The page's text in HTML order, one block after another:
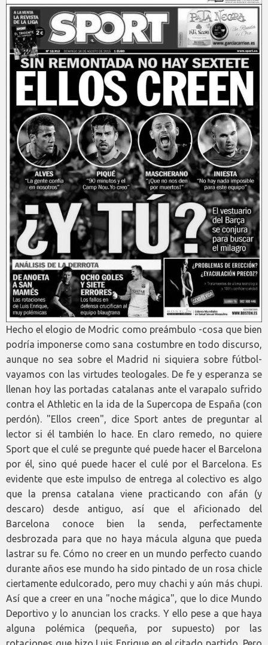
Hecho el elogio de Modric como preámbulo -cosa que bien
podría imponerse como sana costumbre en todo discurso,
aunque no sea sobre el Madrid ni siquiera sobre fútbol-
vayamos con las virtudes teologales. De fe y esperanza se
llenan hoy las portadas catalanas ante el varapalo sufrido
contra el Athletic en la ida de la Supercopa de España (con
perdón). "Ellos creen", dice Sport antes de preguntar al
lector si él también lo hace. En claro remedo, no quiere
Sport que el culé se pregunte qué puede hacer el Barcelona
por él, sino qué puede hacer el culé por el Barcelona. Es
evidente que este impulso de entrega al colectivo es algo
que la prensa catalana viene practicando con afán (y
descaro) desde antiguo, así que el aficionado del
Barcelona conoce bien la senda, perfectamente
desbrozada para que no haya mácula alguna que pueda
lastrar su fe. Cómo no creer en un mundo perfecto cuando
durante años ese mundo ha sido pintado de un rosa chicle
ciertamente edulcorado, pero muy chachi y aún más chupi.
Así que a creer en una "noche mágica", que lo dice Mundo
Deportivo y lo anuncian los cracks. Y ello pese a que haya
alguna polémica (pequeña, por supuesto) por las